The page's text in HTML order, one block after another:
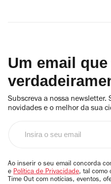
Um email
Subscreva a nossa newsletter.
novidades e o melhor da sua
email
Ao inserir o seu email concorda
e Política de Privacidade, tal como
Time Out com notícias, eventos,